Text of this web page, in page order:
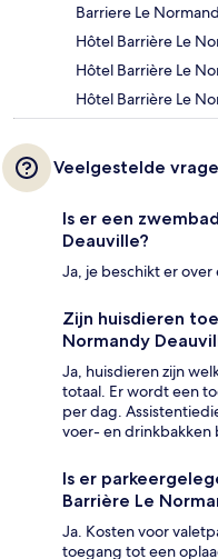
Barriere Le
Hôtel Barrière Le
Hôtel Barrière Le
Hôtel Barrière Le
Veelgestelde
Is er een
Deauville?
Ja, je beschikt er
Zijn huisdieren
Normandy
Ja, huisdieren zijn
totaal. Er wordt een
per dag.
voer- en drinkbakken
Is er
Barrière Le
Ja. Kosten voor
toegang tot een